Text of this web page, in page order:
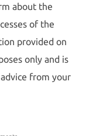
about the
of the
provided on
only and is
from your